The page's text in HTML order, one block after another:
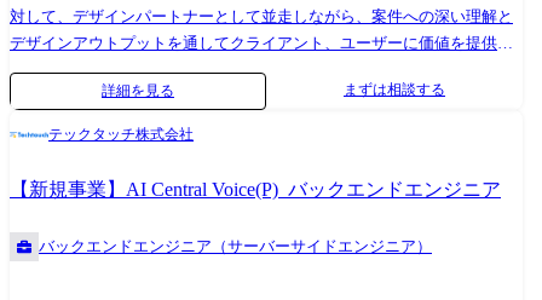
対して、デザインパートナーとして並走しながら、案件への深い理解と
デザインアウトプットを通してクライアント、ユーザーに価値を提供し
ます。 具体的な仕事内容 ●クライアントの事業課題や「なぜやりたいの
か」を言語化しPJ課題を定義 ●定性的かつ定量的なゴール設定 ●プロダク
リース後の改善 使用ツール/開発環境 AIツール:ChatGPT、Gemini Pro、
NotebookLM、Claude、Cursor 、midjourney、Figma Make デザイン作
成:Adobe Creative Cloud、Figma、Sketch チームコミュニケーショ
ン:Slack、Zoom、Strap ドキュメント:Strap、Notion、Keynote 働くチーム
詳細を見る まずは相談する
テックタッチ株式会社
【新規事業】AI Central Voice(P)_バックエンドエンジニア
バックエンドエンジニア（サーバーサイドエンジニア）